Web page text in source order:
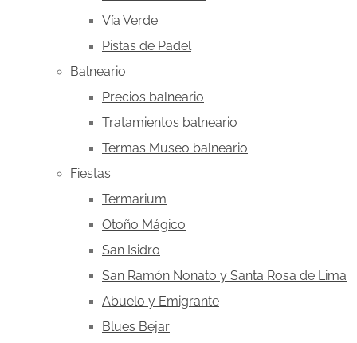
Vía Verde
Pistas de Padel
Balneario
Precios balneario
Tratamientos balneario
Termas Museo balneario
Fiestas
Termarium
Otoño Mágico
San Isidro
San Ramón Nonato y Santa Rosa de Lima
Abuelo y Emigrante
Blues Bejar